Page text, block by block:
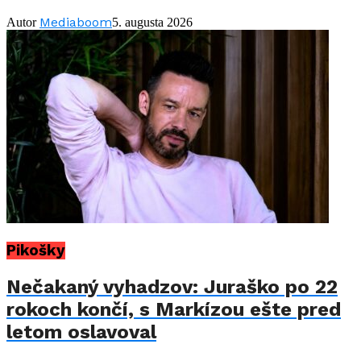
Autor Mediaboom5. augusta 2026
Pikošky
Nečakaný vyhadzov: Juraško po 22
rokoch končí, s Markízou ešte pred
letom oslavoval